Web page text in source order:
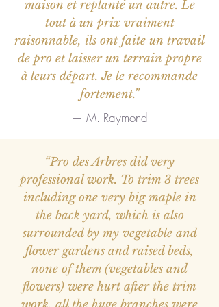
maison et replanté un autre. Le
tout à un prix vraiment
raisonnable, ils ont faite un travail
de pro et laisser un terrain propre
à leurs départ. Je le recommande
fortement.”
— M. Raymond
“Pro des Arbres did very
professional work. To trim 3 trees
including one very big maple in
the back yard, which is also
surrounded by my vegetable and
flower gardens and raised beds,
none of them (vegetables and
flowers) were hurt after the trim